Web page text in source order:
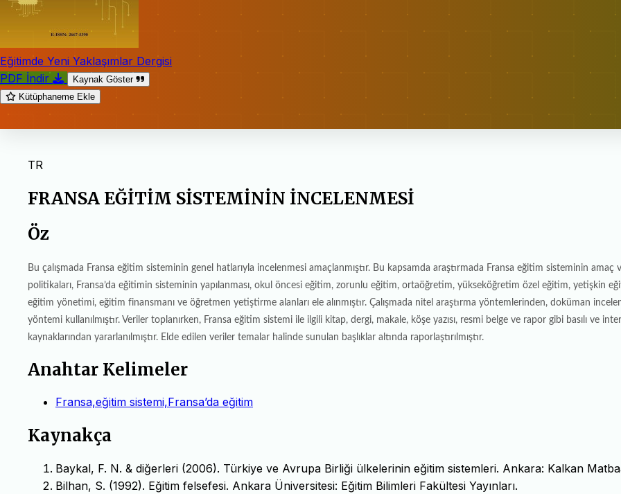
Eğitimde Yeni Yaklaşımlar Dergisi
PDF İndir
Kaynak Göster
Kütüphaneme Ekle
TR
FRANSA EĞİTİM SİSTEMİNİN İNCELENMESİ
Öz
Bu çalışmada Fransa eğitim sisteminin genel hatlarıyla incelenmesi amaçlanmıştır. Bu kapsamda araştırmada Fransa eğitim sisteminin amaç
politikaları, Fransa’da eğitimin sisteminin yapılanması, okul öncesi eğitim, zorunlu eğitim, ortaöğretim, yükseköğretim özel eğitim, yetişkin
eğitim yönetimi, eğitim finansmanı ve öğretmen yetiştirme alanları ele alınmıştır. Çalışmada nitel araştırma yöntemlerinden, doküman
yöntemi kullanılmıştır. Veriler toplanırken, Fransa eğitim sistemi ile ilgili kitap, dergi, makale, köşe yazısı, resmi belge ve rapor gibi basılı ve
kaynaklarından yararlanılmıştır. Elde edilen veriler temalar halinde sunulan başlıklar altında raporlaştırılmıştır.
Anahtar Kelimeler
Fransa,eğitim sistemi,Fransa’da eğitim
Kaynakça
Baykal, F. N. & diğerleri (2006). Türkiye ve Avrupa Birliği ülkelerinin eğitim sistemleri. Ankara: Kalkan
Bilhan, S. (1992). Eğitim felsefesi. Ankara Üniversitesi: Eğitim Bilimleri Fakültesi Yayınları.